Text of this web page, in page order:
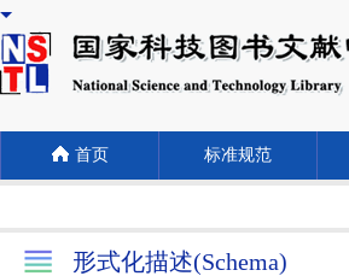
首页 标准规范
形式化描述(Schema)